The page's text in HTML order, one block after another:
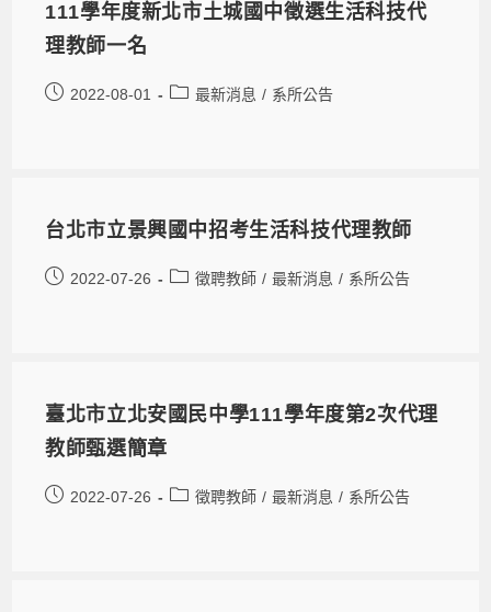
111學年度新北市土城國中徵選生活科技代
理教師一名
2022-08-01 最新消息 / 系所公告
台北市立景興國中招考生活科技代理教師
2022-07-26 徵聘教師 / 最新消息 / 系所公告
臺北市立北安國民中學111學年度第2次代理
教師甄選簡章
2022-07-26 徵聘教師 / 最新消息 / 系所公告